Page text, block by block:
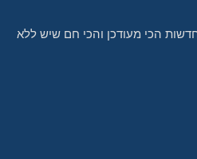
הכי מעודכן והכי חם שיש ללא